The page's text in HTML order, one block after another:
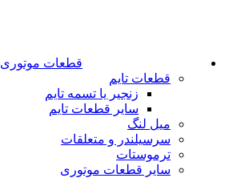
قطعات موتوری
قطعات تایم
زنجیر یا تسمه تایم
سایر قطعات تایم
میل لنگ
سرسیلندر و متعلقات
ترموستات
سایر قطعات موتوری